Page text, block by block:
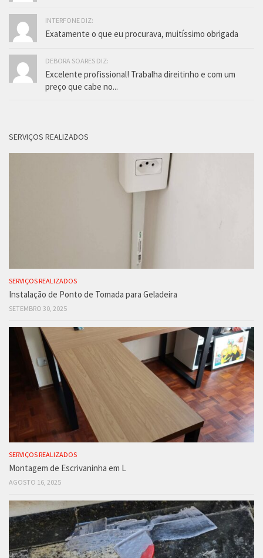
INTERFONE DIZ:
Exatamente o que eu procurava, muitíssimo obrigada
DEBORA SOARES DIZ:
Excelente profissional! Trabalha direitinho e com um
preço que cabe no...
SERVIÇOS REALIZADOS
SERVIÇOS REALIZADOS
Instalação de Ponto de Tomada para Geladeira
SETEMBRO 30, 2025
SERVIÇOS REALIZADOS
Montagem de Escrivaninha em L
AGOSTO 16, 2025